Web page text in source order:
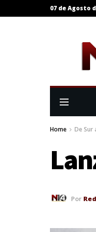
07 de Agosto
Home De Sur
Por